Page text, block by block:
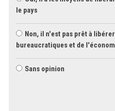
le pays
Non, il n'est pas prêt à
bureaucratiques et de
Sans opinion